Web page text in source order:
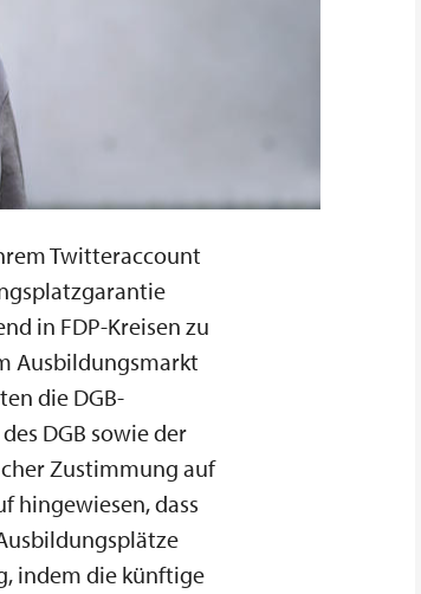
Twitteraccount
in FDP-Kreisen zu
Ausbildungsmarkt
die DGB-
DGB sowie der
Zustimmung auf
hingewiesen, dass
indem die künftige